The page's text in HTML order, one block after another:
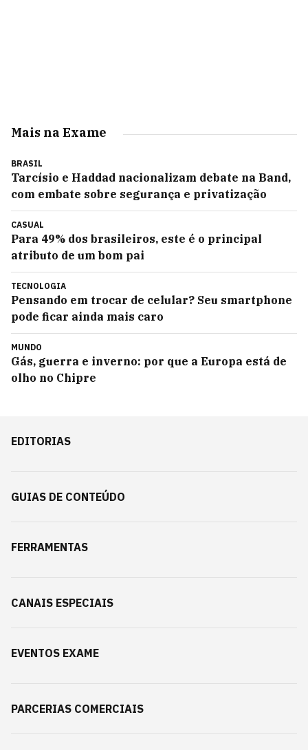
Mais na Exame
BRASIL
Tarcísio e Haddad nacionalizam debate na Band,
com embate sobre segurança e privatização
CASUAL
Para 49% dos brasileiros, este é o principal
atributo de um bom pai
TECNOLOGIA
Pensando em trocar de celular? Seu smartphone
pode ficar ainda mais caro
MUNDO
Gás, guerra e inverno: por que a Europa está de
olho no Chipre
EDITORIAS
GUIAS DE CONTEÚDO
FERRAMENTAS
CANAIS ESPECIAIS
EVENTOS EXAME
PARCERIAS COMERCIAIS